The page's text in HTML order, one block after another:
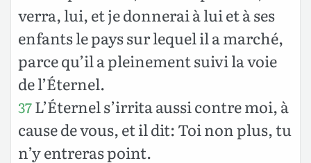
verra, lui, et je donnerai à lui et à ses
enfants le pays sur lequel il a marché,
parce qu’il a pleinement suivi la voie
de l’Éternel.
37L’Éternel s’irrita aussi contre moi, à
cause de vous, et il dit: Toi non plus, tu
n’y entreras point.